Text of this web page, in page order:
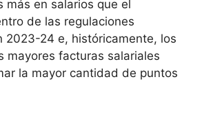
más en salarios que el
de las regulaciones
2023-24 e, históricamente, los
mayores facturas salariales
la mayor cantidad de puntos